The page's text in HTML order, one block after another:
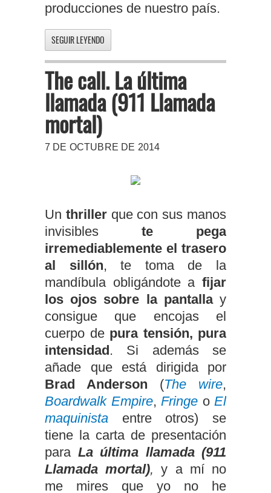
producciones de nuestro país.
SEGUIR LEYENDO
The call. La última
llamada (911 Llamada
mortal)
7 DE OCTUBRE DE 2014
Un thrillerque con sus manos
invisibles te pega
irremediablemente el trasero
al sillón, te toma de la
mandíbula obligándote a fijar
los ojos sobre la pantalla y
consigue que encojas el
cuerpo de pura tensión, pura
intensidad. Si además se
añade que está dirigida por
Brad Anderson (The wire,
Boardwalk Empire, Fringe o El
maquinista entre otros) se
tiene la carta de presentación
para La última llamada (911
Llamada mortal), y a mí no
me mires que yo no he